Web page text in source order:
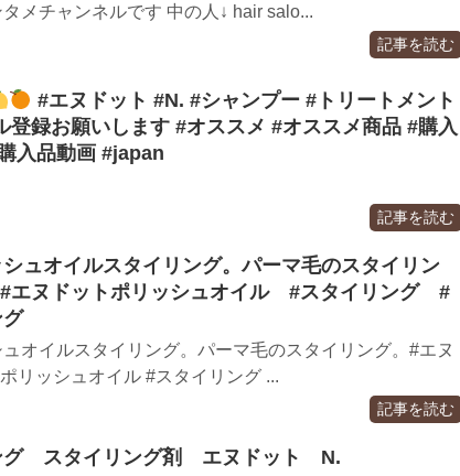
メチャンネルです 中の人↓ hair salo...
記事を読む
#エヌドット #N. #シャンプー #トリートメント
登録お願いします #オススメ #オススメ商品 #購入
入品動画 #japan
記事を読む
ュオイルスタイリング。パーマ毛のスタイリン
#エヌドットポリッシュオイル #スタイリング #
オイルスタイリング。パーマ毛のスタイリング。#エヌ
リッシュオイル #スタイリング ...
記事を読む
グ スタイリング剤 エヌドット N.